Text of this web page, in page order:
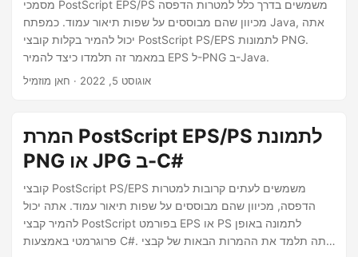
מסמכי PostScript EPS/PS משמשים בדרך כלל למטרות הדפסה
מכיוון שהם מבוססים על שפות תיאור עמוד. כמפתח Java, אתה
יכול להמיר בקלות קובצי PostScript PS/EPS לתמונות PNG.
במאמר זה תלמדו כיצד להמיר EPS ל-PNG ב-Java.
אוגוסט 5, 2022 · חאן מוזמיל
המרת PostScript EPS/PS לתמונת
PNG או JPG ב-C#
קובצי PostScript PS/EPS משמשים לעתים קרובות למטרות
הדפסה, מכיוון שהם מבוססים על שפות תיאור עמוד. אתה יכול
להמיר קבצי PostScript בפורמט EPS או PS לתמונה באופן
פרוגרמטי באמצעות C#. אתה תלמד את ההמרות הבאות של קבצי